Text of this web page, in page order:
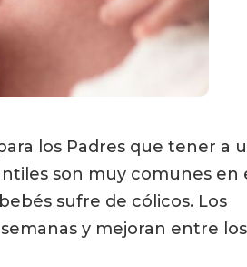
los Padres que tener a
son muy comunes en
sufre de cólicos. Los
y mejoran entre